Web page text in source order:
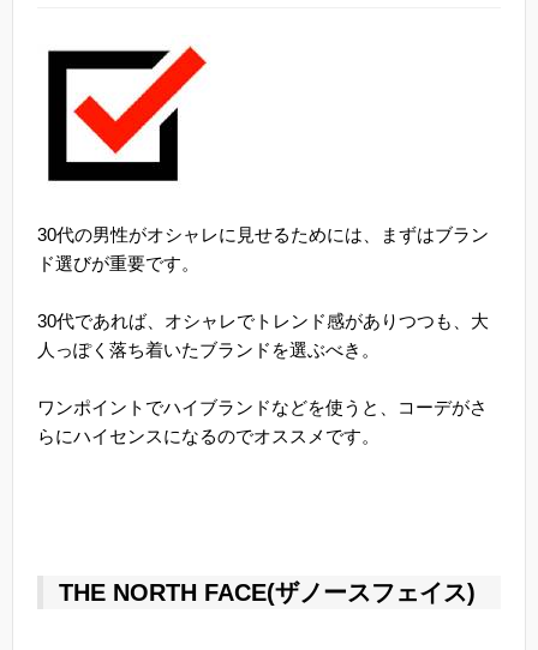
30代の男性がオシャレに見せるためには、まずはブラン
ド選びが重要です。
30代であれば、オシャレでトレンド感がありつつも、大
人っぽく落ち着いたブランドを選ぶべき。
ワンポイントでハイブランドなどを使うと、コーデがさ
らにハイセンスになるのでオススメです。
THE NORTH FACE(ザノースフェイス)